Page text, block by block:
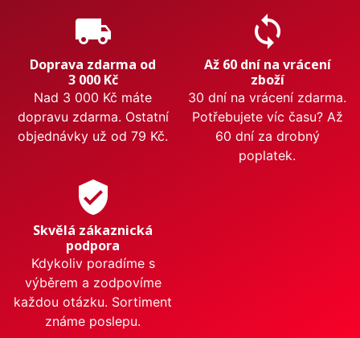
local_shipping
Doprava zdarma od
3 000 Kč
Nad 3 000 Kč máte
dopravu zdarma. Ostatní
objednávky už od 79 Kč.
sync
Až 60 dní na vrácení
zboží
30 dní na vrácení zdarma.
Potřebujete víc času? Až
60 dní za drobný
poplatek.
verified_user
Skvělá zákaznická
podpora
Kdykoliv poradíme s
výběrem a zodpovíme
každou otázku. Sortiment
známe poslepu.